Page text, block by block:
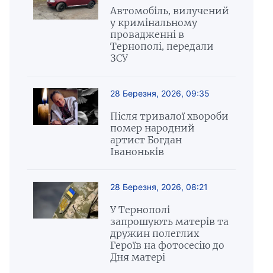
Автомобіль, вилучений
у кримінальному
провадженні в
Тернополі, передали
ЗСУ
28 Березня, 2026, 09:35
Після тривалої хвороби
помер народний
артист Богдан
Іваноньків
28 Березня, 2026, 08:21
У Тернополі
запрошують матерів та
дружин полеглих
Героїв на фотосесію до
Дня матері